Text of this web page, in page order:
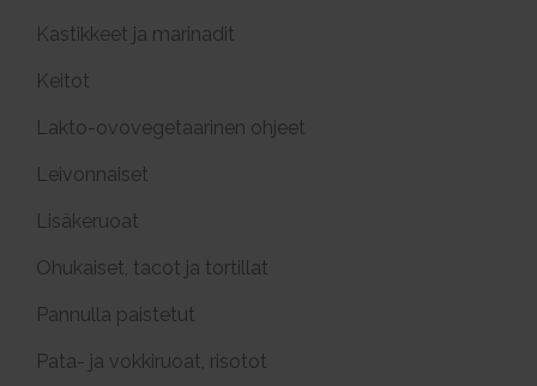
Kastikkeet ja marinadit
Keitot
Lakto-ovovegetaarinen ohjeet
Leivonnaiset
Lisäkeruoat
Ohukaiset, tacot ja tortillat
Pannulla paistetut
Pata- ja vokkiruoat, risotot